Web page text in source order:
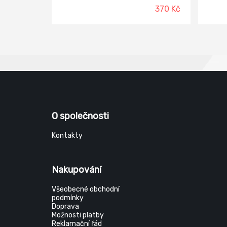
370 Kč
pro
O společnosti
Kontakty
Nakupování
Všeobecné obchodní
podmínky
Doprava
Možnosti platby
Reklamační řád